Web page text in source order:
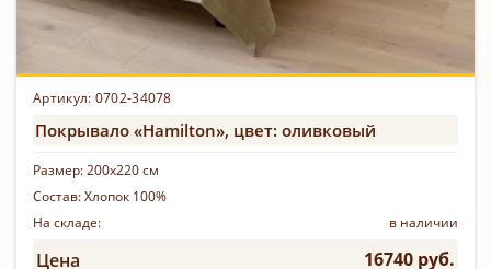
Артикул: 0702-34078
Покрывало «Hamilton», цвет: оливковый
Размер:200х220 см
Состав:Хлопок 100%
На складе:
в наличии
Цена 16740 руб.